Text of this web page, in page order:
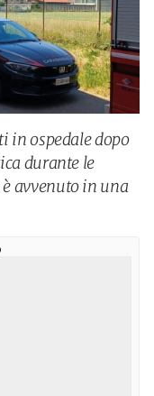
in ospedale dopo
durante le
avvenuto in una